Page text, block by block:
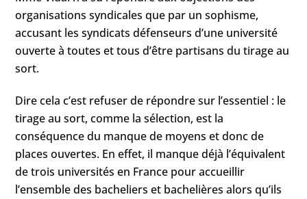
organisations syndicales que par un sophisme,
accusant les syndicats défenseurs d’une université
ouverte à toutes et tous d’être partisans du tirage au
sort.
Dire cela c’est refuser de répondre sur l’essentiel : le
tirage au sort, comme la sélection, est la
conséquence du manque de moyens et donc de
places ouvertes. En effet, il manque déjà l’équivalent
de trois universités en France pour accueillir
l’ensemble des bacheliers et bachelières alors qu’ils